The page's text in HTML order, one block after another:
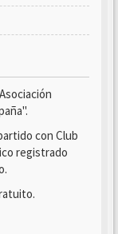
con Club
registrado